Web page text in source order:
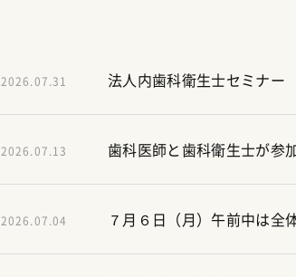
2026.07.31 法人内歯科衛生士セミナ
2026.07.13 歯科医師と歯科衛生士が参
2026.07.04 ７月６日（月）午前中は全